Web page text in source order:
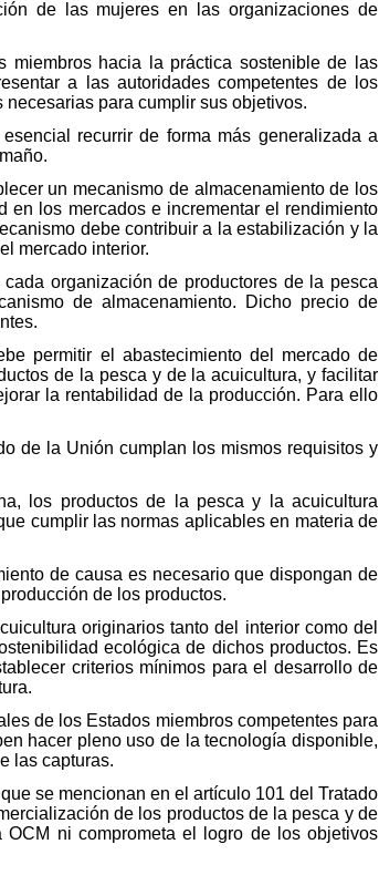
de las mujeres en las organizaciones de
miembros hacia la práctica sostenible de las
a las autoridades competentes de los
para cumplir sus objetivos.
recurrir de forma más generalizada a
un mecanismo de almacenamiento de los
en los mercados e incrementar el rendimiento
debe contribuir a la estabilización y la
mercado interior.
organización de productores de la pesca
de almacenamiento. Dicho precio de
permitir el abastecimiento del mercado de
de la pesca y de la acuicultura, y facilitar
la rentabilidad de la producción. Para ello
de la Unión cumplan los mismos requisitos y
los productos de la pesca y la acuicultura
cumplir las normas aplicables en materia de
de causa es necesario que dispongan de
de los productos.
originarios tanto del interior como del
ecológica de dichos productos. Es
criterios mínimos para el desarrollo de
de los Estados miembros competentes para
hacer pleno uso de la tecnología disponible,
las capturas.
se mencionan en el artículo 101 del Tratado
de los productos de la pesca y de
ni comprometa el logro de los objetivos